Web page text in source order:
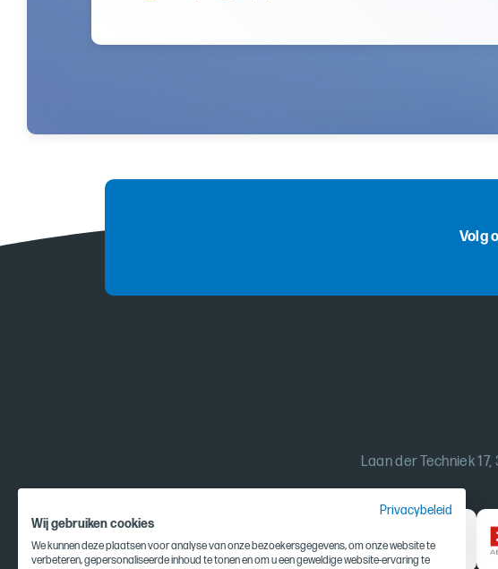
Volg
Laan der Techniek
Privacybeleid
Wij gebruiken cookies
We kunnen deze plaatsen voor analyse van onze bezoekersgegevens, om onze website te
verbeteren, gepersonaliseerde inhoud te tonen en om u een geweldige website-ervaring te